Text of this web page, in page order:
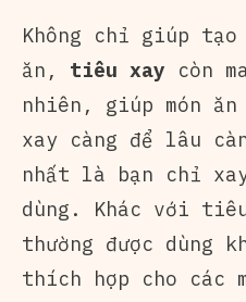
Không chỉ giúp tạo
ăn, tiêu xay
còn
nhiên, giúp món
xay càng để lâu
nhất là bạn chỉ
dùng. Khác với
thường được dùng
thích hợp cho các